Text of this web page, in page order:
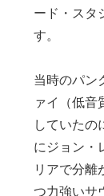
ード・スタ
す。
当時のパン
ァイ（低音
していたの
にジョン・
リアで分離
つ力強いサ